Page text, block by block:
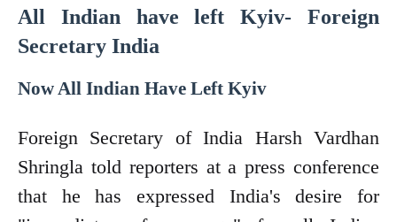
All Indian have left Kyiv- Foreign
Secretary India
Now All Indian Have Left Kyiv
Foreign Secretary of India Harsh Vardhan
Shringla told reporters at a press conference
that he has expressed India's desire for